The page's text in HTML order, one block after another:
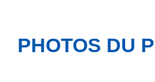
PHOTOS DU